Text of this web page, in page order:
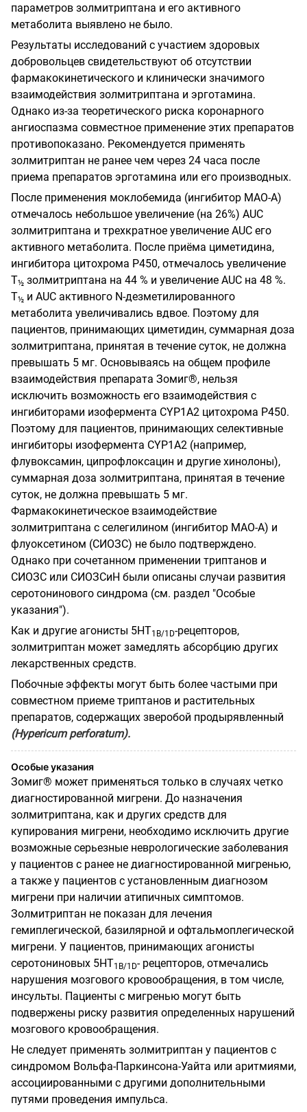
параметров золмитриптана и его активного
метаболита выявлено не было.
Результаты исследований с участием здоровых
добровольцев свидетельствуют об отсутствии
фармакокинетического и клинически значимого
взаимодействия золмитриптана и эрготамина.
Однако из-за теоретического риска коронарного
ангиоспазма совместное применение этих препаратов
противопоказано. Рекомендуется применять
золмитриптан не ранее чем через 24 часа после
приема препаратов эрготамина или его производных.
После применения моклобемида (ингибитор МАО-А)
отмечалось небольшое увеличение (на 26%) AUC
золмитриптана и трехкратное увеличение AUC его
активного метаболита. После приёма циметидина,
ингибитора цитохрома Р450, отмечалось увеличение
Т½ золмитриптана на 44 % и увеличение AUC на 48 %.
Т½ и AUC активного N-дезметилированного
метаболита увеличивались вдвое. Поэтому для
пациентов, принимающих циметидин, суммарная доза
золмитриптана, принятая в течение суток, не должна
превышать 5 мг. Основываясь на общем профиле
взаимодействия препарата Зомиг®, нельзя
исключить возможность его взаимодействия с
ингибиторами изофермента CYP1A2 цитохрома Р450.
Поэтому для пациентов, принимающих селективные
ингибиторы изофермента CYP1A2 (например,
флувоксамин, ципрофлоксацин и другие хинолоны),
суммарная доза золмитриптана, принятая в течение
суток, не должна превышать 5 мг.
Фармакокинетическое взаимодействие
золмитриптана с селегилином (ингибитор МАО-А) и
флуоксетином (СИОЗС) не было подтверждено.
Однако при сочетанном применении триптанов и
СИОЗС или СИОЗСиН были описаны случаи развития
серотонинового синдрома (см. раздел "Особые
указания").
Как и другие агонисты 5НТ1 B/1D-рецепторов,
золмитриптан может замедлять абсорбцию других
лекарственных средств.
Побочные эффекты могут быть более частыми при
совместном приеме триптанов и растительных
препаратов, содержащих зверобой продырявленный
(Hypericum perforatum).
Особые указания
Зомиг® может применяться только в случаях четко
диагностированной мигрени. До назначения
золмитриптана, как и других средств для
купирования мигрени, необходимо исключить другие
возможные серьезные неврологические заболевания
у пациентов с ранее не диагностированной мигренью,
а также у пациентов с установленным диагнозом
мигрени при наличии атипичных симптомов.
Золмитриптан не показан для лечения
гемиплегической, базилярной и офтальмоплегической
мигрени. У пациентов, принимающих агонисты
серотониновых 5НТ1 B/1D- рецепторов, отмечались
нарушения мозгового кровообращения, в том числе,
инсульты. Пациенты с мигренью могут быть
подвержены риску развития определенных нарушений
мозгового кровообращения.
Не следует применять золмитриптан у пациентов с
синдромом Вольфа-Паркинсона-Уайта или аритмиями,
ассоциированными с другими дополнительными
путями проведения импульса.